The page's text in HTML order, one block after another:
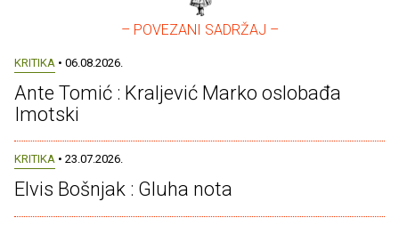
– POVEZANI SADRŽAJ –
KRITIKA • 06.08.2026.
Ante Tomić : Kraljević Marko oslobađa
Imotski
KRITIKA • 23.07.2026.
Elvis Bošnjak : Gluha nota